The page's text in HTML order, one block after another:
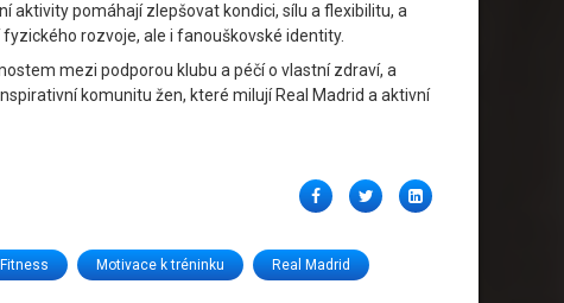
aktivity pomáhají zlepšovat kondici, sílu a flexibilitu, a
rozvoje, ale i fanouškovské identity.
mezi podporou klubu a péčí o vlastní zdraví, a
komunitu žen, které milují Real Madrid a aktivní
FacebookTwitterLinkedIn
Motivace k tréninku Real Madrid